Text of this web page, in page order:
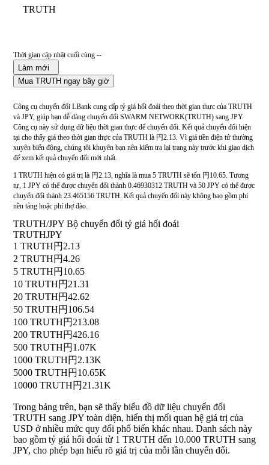
TRUTH
Thời gian cập nhật cuối cùng --
Làm mới
Mua TRUTH ngay bây giờ
Công cụ chuyển đổi LBank cung cấp tỷ giá hối đoái theo thời gian thực của TRUTH
và JPY, giúp bạn dễ dàng chuyển đổi SWARM NETWORK(TRUTH) sang JPY.
Công cụ này sử dụng dữ liệu thời gian thực để chuyển đổi. Kết quả chuyển đổi hiện
tại cho thấy giá theo thời gian thực của TRUTH là 円2.13. Vì giá tiền điện tử thường
xuyên biến động, chúng tôi khuyên bạn nên kiểm tra lại trang này trước khi giao dịch
để xem kết quả chuyển đổi mới nhất.
1 TRUTH hiện có giá trị là 円2.13, nghĩa là mua 5 TRUTH sẽ tốn 円10.65. Tương
tự, 1 JPY có thể được chuyển đổi thành 0.46930312 TRUTH và 50 JPY có thể được
chuyển đổi thành 23.465156 TRUTH. Kết quả chuyển đổi này không bao gồm phí
nền tảng hoặc phí thợ đào.
TRUTH/JPY Bộ chuyển đổi tỷ giá hối đoái
TRUTHJPY
1 TRUTH円2.13
2 TRUTH円4.26
5 TRUTH円10.65
10 TRUTH円21.31
20 TRUTH円42.62
50 TRUTH円106.54
100 TRUTH円213.08
200 TRUTH円426.16
500 TRUTH円1.07K
1000 TRUTH円2.13K
5000 TRUTH円10.65K
10000 TRUTH円21.31K
Trong bảng trên, bạn sẽ thấy biểu đồ dữ liệu chuyển đổi
TRUTH sang JPY toàn diện, hiển thị mối quan hệ giá trị của
USD ở nhiều mức quy đổi phổ biến khác nhau. Danh sách này
bao gồm tỷ giá hối đoái từ 1 TRUTH đến 10.000 TRUTH sang
JPY, cho phép bạn hiểu rõ giá trị của mỗi lần chuyển đổi.